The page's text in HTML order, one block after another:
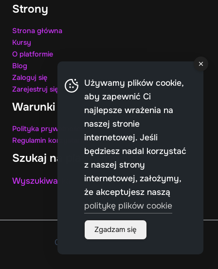
Strony
Strona główna
Kursy
O platformie
Blog
Zaloguj się
Zarejestruj się
Warunki
Polityka prywatności
Regulamin korzystania
Szukaj na platformie
Wyszukiwarka
Copyright © 2026 Courses
Używamy plików cookie,
aby zapewnić Ci
najlepsze wrażenia na
naszej stronie
internetowej. Jeśli
będziesz nadal korzystać
z naszej strony
internetowej, założymy,
że akceptujesz naszą
politykę plików cookie
Zgadzam się